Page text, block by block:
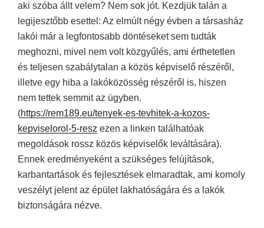
aki szóba állt velem? Nem sok jót. Kezdjük talán a
legijesztőbb esettel: Az elmúlt négy évben a társasház
lakói már a legfontosabb döntéseket sem tudták
meghozni, mivel nem volt közgyűlés, ami érthetetlen
és teljesen szabálytalan a közös képviselő részéről,
illetve egy hiba a lakóközösség részéről is, hiszen
nem tettek semmit az ügyben.
(https://rem189.eu/tenyek-es-tevhitek-a-kozos-
kepviselorol-5-resz ezen a linken találhatóak
megoldások rossz közös képviselők leváltására).
Ennek eredményeként a szükséges felújítások,
karbantartások és fejlesztések elmaradtak, ami komoly
veszélyt jelent az épület lakhatóságára és a lakók
biztonságára nézve.